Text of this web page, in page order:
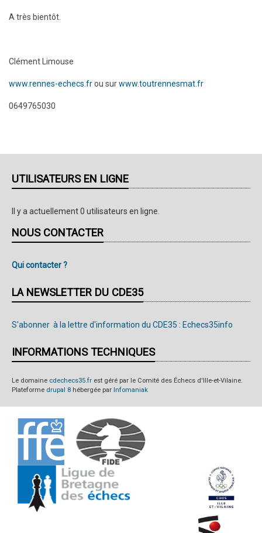
A très bientôt.
Clément Limouse
www.rennes-echecs.frou surwww.toutrennesmat.fr
0649765030
UTILISATEURS EN LIGNE
Il y a actuellement 0 utilisateurs en ligne.
NOUS CONTACTER
Qui contacter ?
LA NEWSLETTER DU CDE35
S'abonner à la lettre d'information du CDE35 : Echecs35info
INFORMATIONS TECHNIQUES
Le domaine cdechecs35.fr est géré par le Comité des Échecs d'Ille-et-Vilaine.
Plateforme drupal 8 hébergée par Infomaniak